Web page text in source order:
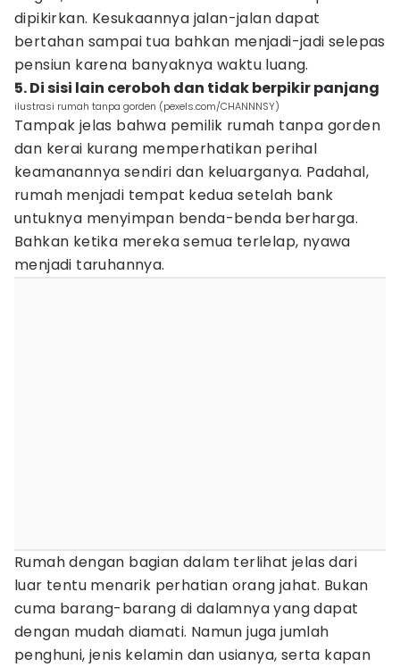
dipikirkan. Kesukaannya jalan-jalan dapat
bertahan sampai tua bahkan menjadi-jadi selepas
pensiun karena banyaknya waktu luang.
5. Di sisi lain ceroboh dan tidak berpikir panjang
ilustrasi rumah tanpa gorden (pexels.com/CHANNNSY)
Tampak jelas bahwa pemilik rumah tanpa gorden
dan kerai kurang memperhatikan perihal
keamanannya sendiri dan keluarganya. Padahal,
rumah menjadi tempat kedua setelah bank
untuknya menyimpan benda-benda berharga.
Bahkan ketika mereka semua terlelap, nyawa
menjadi taruhannya.
Rumah dengan bagian dalam terlihat jelas dari
luar tentu menarik perhatian orang jahat. Bukan
cuma barang-barang di dalamnya yang dapat
dengan mudah diamati. Namun juga jumlah
penghuni, jenis kelamin dan usianya, serta kapan